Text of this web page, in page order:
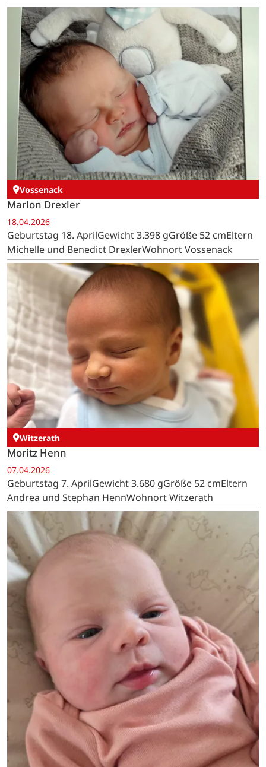
Vossenack
Marlon Drexler
18.04.2026
Geburtstag 18. AprilGewicht 3.398 gGröße 52 cmEltern
Michelle und Benedict DrexlerWohnort Vossenack
Witzerath
Moritz Henn
07.04.2026
Geburtstag 7. AprilGewicht 3.680 gGröße 52 cmEltern
Andrea und Stephan HennWohnort Witzerath